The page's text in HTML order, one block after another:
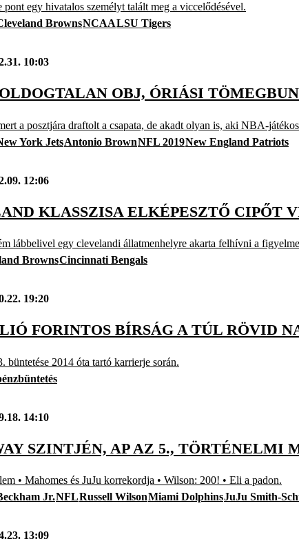
pont egy hivatalos személyt talált meg a viccelődésével.
BrownsNCAALSU Tigers
10:03
OBJ, ÓRIÁSI
a posztjára draftolt a csapata, de akadt olyan is, aki NBA-
York JetsAntonio BrownNFL 2019New England Patriots
12:06
KLASSZISA ELKÉPESZTŐ CIPŐT
lábbelivel egy clevelandi állatmenhelyre akarta felhívni a
BrownsCincinnati Bengals
19:20
FORINTOS BÍRSÁG A TÚL RÖVID
büntetése 2014 óta tartó karrierje során.
14:10
SZINTJÉN, AP AZ 5., TÖRTÉNELMI
• Mahomes és JuJu korrekordja • Wilson: 200! • Eli a padon.
Jr.NFLRussell WilsonMiami DolphinsJuJu Smith-
13:09